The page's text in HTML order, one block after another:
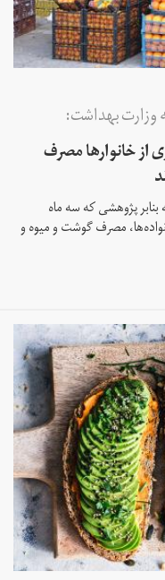
وزارت بهداشت:
از خانوارها مصرف
پژوهشی كه سه ماه
مصرف گوشت و ميوه و